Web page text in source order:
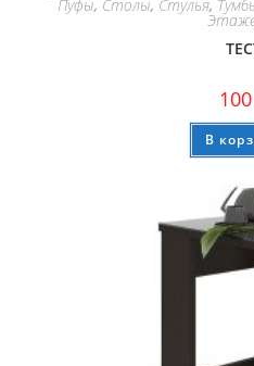
Пуфы, Столы, Стулья,
100
В